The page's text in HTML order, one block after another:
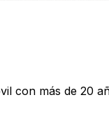
con más de 20